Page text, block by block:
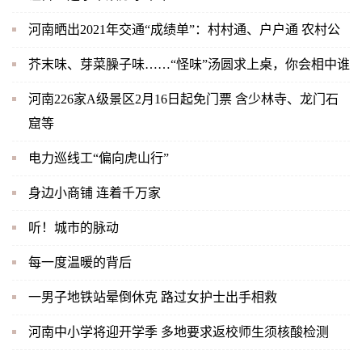
河南晒出2021年交通“成绩单”：村村通、户户通 农村公
芥末味、芽菜臊子味……“怪味”汤圆求上桌，你会相中谁
河南226家A级景区2月16日起免门票 含少林寺、龙门石
窟等
电力巡线工“偏向虎山行”
身边小商铺 连着千万家
听！城市的脉动
每一度温暖的背后
一男子地铁站晕倒休克 路过女护士出手相救
河南中小学将迎开学季 多地要求返校师生须核酸检测